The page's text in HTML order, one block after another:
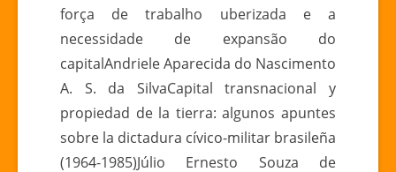
força de trabalho uberizada e a
necessidade de expansão do
capitalAndriele Aparecida do Nascimento
A. S. da SilvaCapital transnacional y
propiedad de la tierra: algunos apuntes
sobre la dictadura cívico-militar brasileña
(1964-1985)Júlio Ernesto Souza de